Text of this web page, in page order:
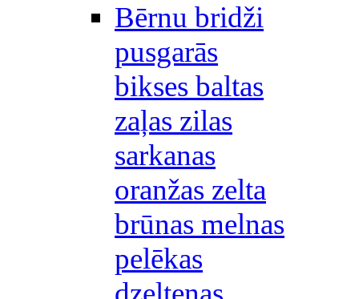
Bērnu bridži
pusgarās
bikses baltas
zaļas zilas
sarkanas
oranžas zelta
brūnas melnas
pelēkas